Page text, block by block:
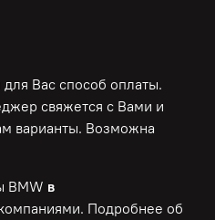
Вас способ оплаты.
свяжется с Вами и
варианты. Возможна
BMW в
Подробнее об